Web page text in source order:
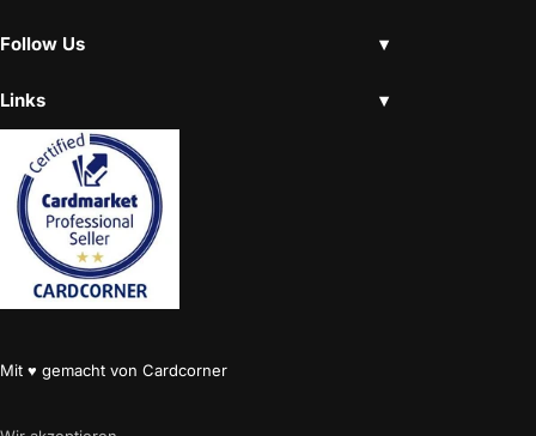
Follow Us
Links
Mit ♥ gemacht von Cardcorner